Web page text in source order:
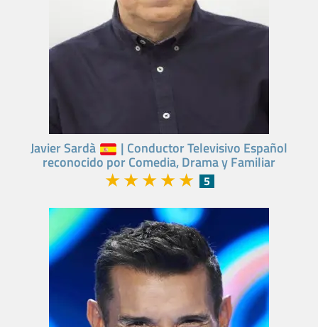
Javier Sardà | Conductor Televisivo Español
reconocido por Comedia, Drama y Familiar
★★★★★ 5